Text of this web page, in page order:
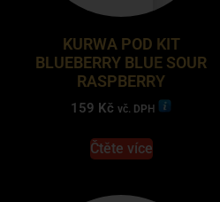
KURWA POD KIT
BLUEBERRY BLUE SOUR
RASPBERRY
159 Kč vč. DPH
Čtěte více